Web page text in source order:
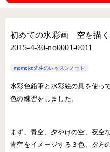
初めての水彩画 空を描
2015-4-30-no0001-0011
momoko先生のレッスンノート
水彩色鉛筆と水彩絵の具を使っ
色の練習をしました。
まず、青空、夕やけの空、夜空
青空をイメージする３色、夕方